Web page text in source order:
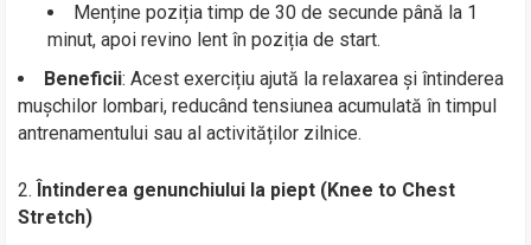
Menține poziția timp de 30 de secunde până la 1
minut, apoi revino lent în poziția de start.
Beneficii: Acest exercițiu ajută la relaxarea și întinderea
mușchilor lombari, reducând tensiunea acumulată în timpul
antrenamentului sau al activităților zilnice.
Întinderea genunchiului la piept (Knee to Chest
Stretch)